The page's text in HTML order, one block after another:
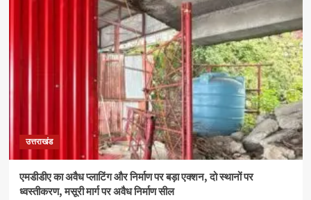
उत्तराखंड
एमडीडीए का अवैध प्लाटिंग और निर्माण पर बड़ा एक्शन, दो स्थानों पर
ध्वस्तीकरण, मसूरी मार्ग पर अवैध निर्माण सील